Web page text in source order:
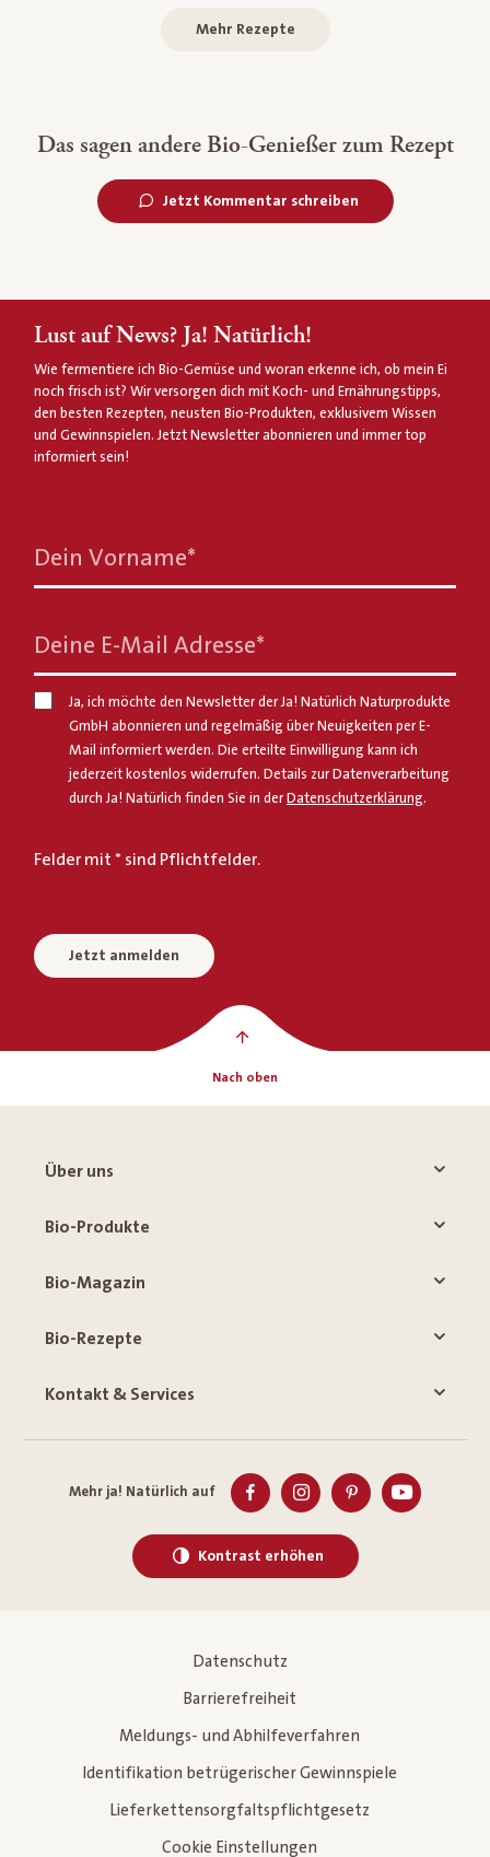
Mehr Rezepte
Das sagen andere Bio-Genießer zum Rezept
Jetzt Kommentar schreiben
Lust auf News? Ja! Natürlich!
Wie fermentiere ich Bio-Gemüse und woran erkenne ich, ob mein Ei
noch frisch ist? Wir versorgen dich mit Koch- und Ernährungstipps,
den besten Rezepten, neusten Bio-Produkten, exklusivem Wissen
und Gewinnspielen. Jetzt Newsletter abonnieren und immer top
informiert sein!
Dein Vorname*
Deine E-Mail Adresse*
Ja, ich möchte den Newsletter der Ja! Natürlich Naturprodukte
GmbH abonnieren und regelmäßig über Neuigkeiten per E-
Mail informiert werden. Die erteilte Einwilligung kann ich
jederzeit kostenlos widerrufen. Details zur Datenverarbeitung
durch Ja! Natürlich finden Sie in derDatenschutzerklärung.
Felder mit * sind Pflichtfelder.
Jetzt anmelden
Nach oben
Über uns
Bio-Produkte
Bio-Magazin
Bio-Rezepte
Kontakt & Services
Mehr ja! Natürlich auf
Kontrast erhöhen
Datenschutz
Barrierefreiheit
Meldungs- und Abhilfeverfahren
Identifikation betrügerischer Gewinnspiele
Lieferkettensorgfaltspflichtgesetz
Cookie Einstellungen